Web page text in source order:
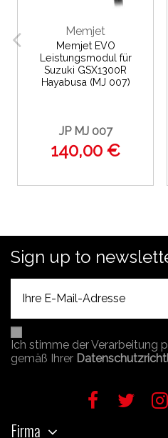
Memjet
Memjet EVO
Leistungsmodul für
Suzuki GSX1300R
Hayabusa (MJ 007)
JP MJ 007
140,00 €
Sign up to
Ich stimme der Verarbeitung
gemäß Ihrer
Firma